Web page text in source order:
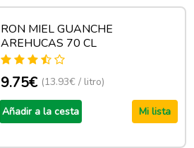
RON MIEL GUANCHE
AREHUCAS 70 CL
9.75€ (13.93€ / litro)
Añadir a la cesta Mi lista